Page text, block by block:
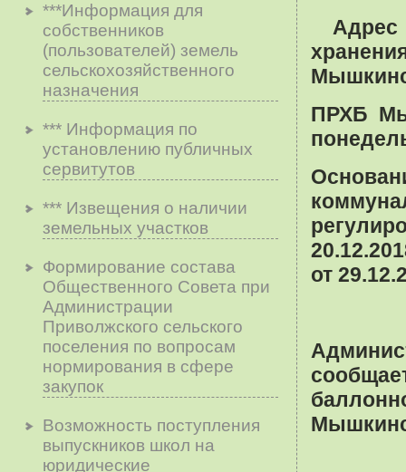
***Информация для
собственников
(пользователей) земель
сельскохозяйственного
назначения
*** Информация по
установлению публичных
сервитутов
*** Извещения о наличии
земельных участков
Формирование состава
Общественного Совета при
Администрации
Приволжского сельского
поселения по вопросам
нopмиpoвaния в cфepe
зaкyпoк
Возможность поступления
выпускников школ на
юридические
Адрес
ПРХБ
от